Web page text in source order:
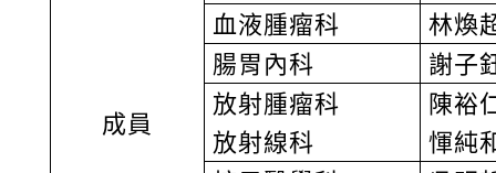
成員
血液腫瘤科
林煥
腸胃內科
謝子
放射腫瘤科
放射線科
陳裕
惲純